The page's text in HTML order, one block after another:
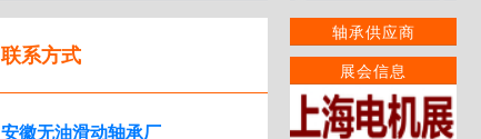
轴承供应商
展会信息
联系方式
安徽无油滑动轴承厂